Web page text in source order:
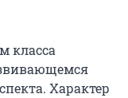
класса
Характер